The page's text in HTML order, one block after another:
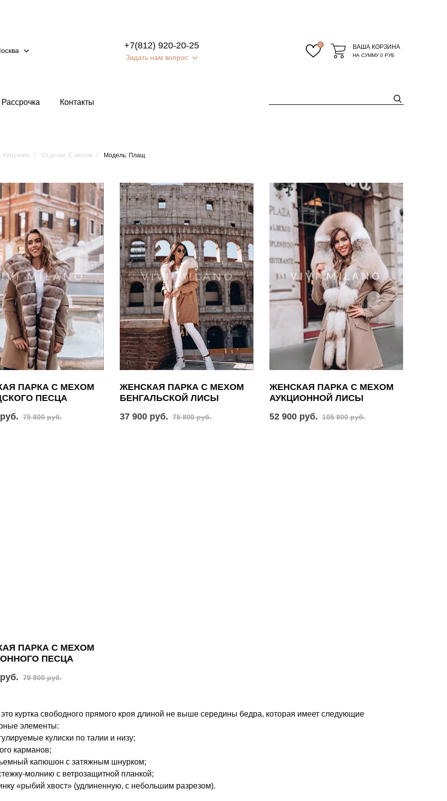
+7(812) 920-20-25
Задать нам вопрос
0 ВАША КОРЗИНА
НА СУММУ0 РУБ
Рассрочка Контакты
Капучино Отделка: С мехом Модель: Плащ
ПАРКА С МЕХОМ
ПЕСЦА
75 800 руб.
ЖЕНСКАЯ ПАРКА С МЕХОМ
БЕНГАЛЬСКОЙ ЛИСЫ
37 900 руб.
75 800 руб.
ЖЕНСКАЯ ПАРКА С МЕХОМ
АУКЦИОННОЙ ЛИСЫ
52 900 руб.
105 800 руб.
ПАРКА С МЕХОМ
ПЕСЦА
79 800 руб.
куртка свободного прямого кроя длиной не выше середины бедра, которая имеет следующие
элементы:
кулиски по талии и низу;
карманов;
капюшон с затяжным шнурком;
молнию с ветрозащитной планкой;
«рыбий хвост» (удлиненную, с небольшим разрезом).